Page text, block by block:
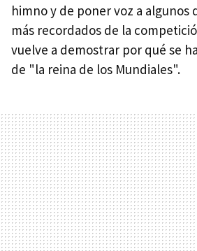
himno y de poner voz a algunos
más recordados de la
vuelve a demostrar por qué se
de "la reina de los Mundiales".